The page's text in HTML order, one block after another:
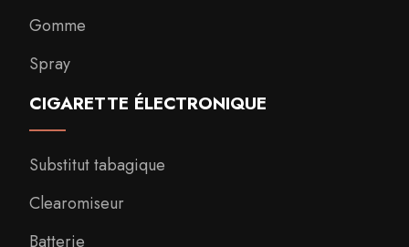
Gomme
Spray
CIGARETTE ÉLECTRONIQUE
Substitut tabagique
Clearomiseur
Batterie